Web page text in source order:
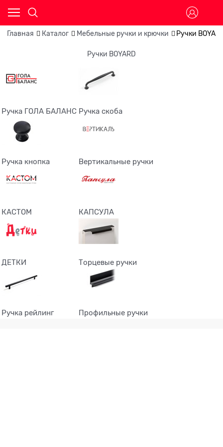
Главная Каталог Мебельные ручки и крючки Ручки
Ручки BOYARD
Ручка ГОЛА БАЛАНС Ручка скоба
Ручка кнопка Вертикальные ручки
КАСТОМ КАПСУЛА
ДЕТКИ Торцевые ручки
Ручка рейлинг Профильные ручки